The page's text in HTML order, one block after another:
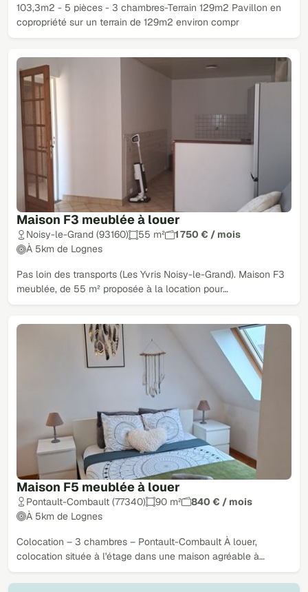
103,3m2 - 5 pièces - 3 chambres-Terrain 129m2 Pavillon en
copropriété sur un terrain de 129m2 environ compr
Maison F3 meublée à louer
Noisy-le-Grand (93160) 55 m²
1 750 € / mois
À 5km de Lognes
Pas loin des transports (Les Yvris Noisy-le-Grand). Maison F3
meublée, de 55 m² proposée à la location pour…
Maison F5 meublée à louer
Pontault-Combault (77340) 90 m²
840 € / mois
À 5km de Lognes
Colocation – 3 chambres – Pontault-Combault À louer,
colocation située à l'étage dans une maison agréable à…